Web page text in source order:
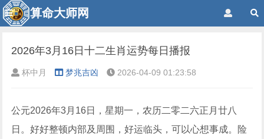
算命大师网
2026年3月16日十二生肖运势每日播报
杯中月 梦兆吉凶 2026-04-09 01:23:58
公元2026年3月16日，星期一，农历二零二六正月廿八
日。好好整顿内部及周围，好运临头，可以心想事成。险